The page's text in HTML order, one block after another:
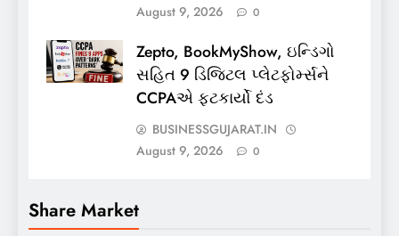
August 9, 2026
0
Zepto, BookMyShow, ઇન્ડિગો
સહિત 9 ડિજિટલ પ્લેટફોર્મ્સને
CCPAએ ફટકાર્યો દંડ
BUSINESSGUJARAT.IN
August 9, 2026
0
Share Market